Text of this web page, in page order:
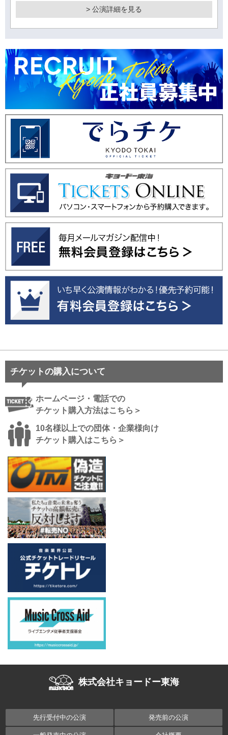
> 公演詳細を見る
チケットの購入について
ホームページ・電話での
チケット購入方法はこちら＞
10名様以上での団体・企業様向け
チケット購入はこちら＞
株式会社キョードー東海
先行受付中の公演 発売前の公演